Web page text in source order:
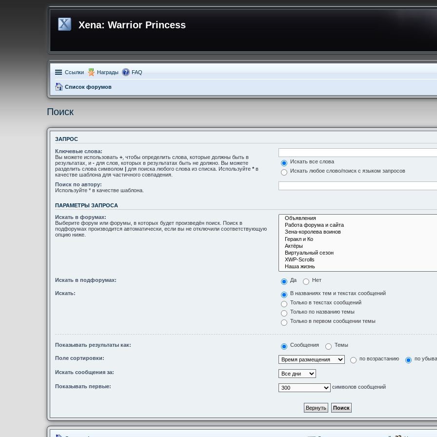
Xena: Warrior Princess
Ссылки Награды FAQ
Список форумов
Поиск
ЗАПРОС
Ключевые слова:
Вы можете использовать + , чтобы определить слова, которые должны быть в
результатах, и - для слов, которых в результатах быть не должно. Вы можете
разделить слова символом | для поиска любого слова из списка. Используйте * в
качестве шаблона для частичного совпадения.
Искать все слова
Искать любое слово/поиск с языком запросов
Поиск по автору:
Используйте * в качестве шаблона.
ПАРАМЕТРЫ ЗАПРОСА
Искать в форумах:
Выберите форум или форумы, в которых будет произведён поиск. Поиск в
подфорумах производится автоматически, если вы не отключили соответствующую
опцию ниже.
Искать в подфорумах: Да Нет
Искать:
В названиях тем и текстах сообщений
Только в текстах сообщений
Только по названию темы
Только в первом сообщении темы
Показывать результаты как: Сообщения Темы
Поле сортировки: по возрастанию по
Искать сообщения за:
Показывать первые: символов сообщений